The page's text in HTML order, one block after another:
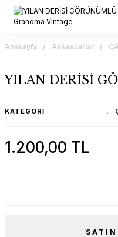
Anasayfa Aksesuarlar
YILAN DERİSİ
KATEGORI
1.200,00 TL